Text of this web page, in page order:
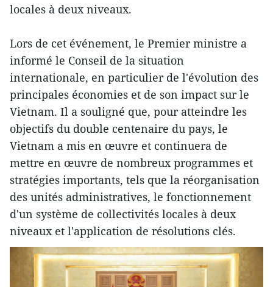
locales à deux niveaux.
Lors de cet événement, le Premier ministre a
informé le Conseil de la situation
internationale, en particulier de l'évolution des
principales économies et de son impact sur le
Vietnam. Il a souligné que, pour atteindre les
objectifs du double centenaire du pays, le
Vietnam a mis en œuvre et continuera de
mettre en œuvre de nombreux programmes et
stratégies importants, tels que la réorganisation
des unités administratives, le fonctionnement
d'un système de collectivités locales à deux
niveaux et l'application de résolutions clés.